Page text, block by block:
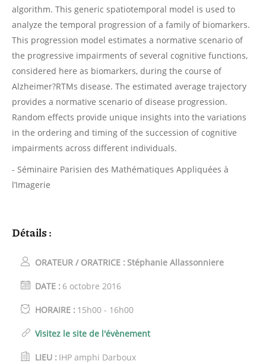
algorithm. This generic spatiotemporal model is used to
analyze the temporal progression of a family of biomarkers.
This progression model estimates a normative scenario of
the progressive impairments of several cognitive functions,
considered here as biomarkers, during the course of
Alzheimer?RTMs disease. The estimated average trajectory
provides a normative scenario of disease progression.
Random effects provide unique insights into the variations
in the ordering and timing of the succession of cognitive
impairments across different individuals.
- Séminaire Parisien des Mathématiques Appliquées à
l’Imagerie
Détails :
ORATEUR / ORATRICE : Stéphanie Allassonniere
DATE : 6 octobre 2016
HORAIRE : 15h00 - 16h00
Visitez le site de l'évènement
LIEU : IHP amphi Darboux